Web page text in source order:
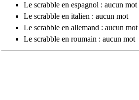
Le scrabble en espagnol : aucun mot
Le scrabble en italien : aucun mot
Le scrabble en allemand : aucun mot
Le scrabble en roumain : aucun mot